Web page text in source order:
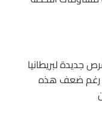
جديدة لبريطانيا
رغم ضعف هذه